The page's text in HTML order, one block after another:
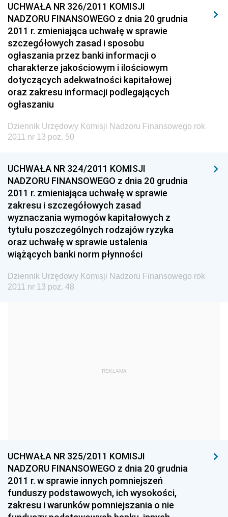
Elektronicznej
Dziennik Urzędowy Ministra Spraw Wewnętrznych i
Administracji
Dziennik Urzędowy Ministra Transportu
Dziennik Urzędowy Ministra Budownictwa
Dziennik Urzędowy Ministra Nauki i Szkolnictwa
Wyższego
Dziennik Urzędowy Ministra Rolnictwa i Rozwoju Wsi
Sportu
Dziennik Urzędowy Ministra Edukacji i Nauki
Dziennik Urzędowy Ministra Edukacji Narodowej
Dziennik Urzędowy Ministra Gospodarki Morskiej
Dziennik Urzędowy Ministra Obrony Narodowej
Dziennik Urzędowy Komendy Głównej Państwowej
Dziennik Urzędowy Głównego Urzędu Statystycznego
Dziennik Urzędowy Komisji Nadzoru Finansowego
2026
2024
UCHWAŁA NR 326/2011 KOMISJI
NADZORU FINANSOWEGO z dnia 20 grudnia
2011 r. zmieniająca uchwałę w sprawie
szczegółowych zasad i sposobu
ogłaszania przez banki informacji o
charakterze jakościowym i ilościowym
dotyczących adekwatności kapitałowej
oraz zakresu informacji podlegających
ogłaszaniu
Dziennik Urzędowy Komisji Nadzoru Finansowego rok
2011 nr 13 poz. 50
UCHWAŁA NR 324/2011 KOMISJI
NADZORU FINANSOWEGO z dnia 20 grudnia
2011 r. zmieniająca uchwałę w sprawie
zakresu i szczegółowych zasad
wyznaczania wymogów kapitałowych z
tytułu poszczególnych rodzajów ryzyka
oraz uchwałę w sprawie ustalenia
wiążących banki norm płynności
Dziennik Urzędowy Komisji Nadzoru Finansowego rok
2011 nr 13 poz. 48
REKLAMA
UCHWAŁA NR 325/2011 KOMISJI
NADZORU FINANSOWEGO z dnia 20 grudnia
2011 r. w sprawie innych pomniejszeń
funduszy podstawowych, ich wysokości,
zakresu i warunków pomniejszania o nie